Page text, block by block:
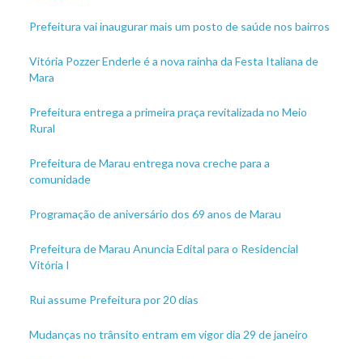
Prefeitura vai inaugurar mais um posto de saúde nos bairros
Vitória Pozzer Enderle é a nova rainha da Festa Italiana de
Mara
Prefeitura entrega a primeira praça revitalizada no Meio
Rural
Prefeitura de Marau entrega nova creche para a
comunidade
Programação de aniversário dos 69 anos de Marau
Prefeitura de Marau Anuncia Edital para o Residencial
Vitória I
Rui assume Prefeitura por 20 dias
Mudanças no trânsito entram em vigor dia 29 de janeiro